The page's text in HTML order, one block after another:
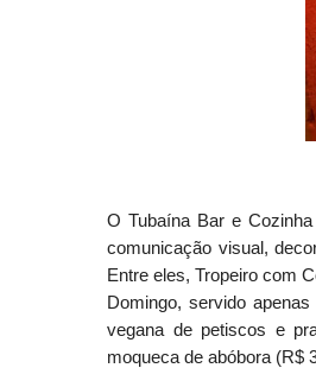
O Tubaína Bar e
comunicação visual,
Entre eles, Tropeiro com
Domingo, servido
vegana de petiscos e
moqueca de abóbora (R$